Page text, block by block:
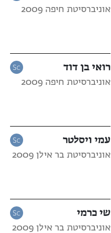
אוניברסיטת חיפה 2009
רואי בן דוד
אוניברסיטת חיפה 2009
עמי ויסלטר
אוניברסיטת בר אילן 2009
שי כרמי
אוניברסיטת בר אילן 2009